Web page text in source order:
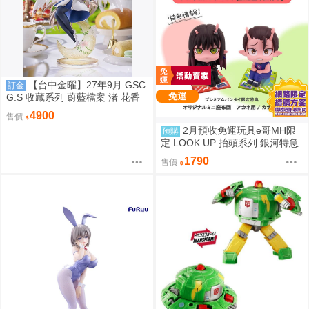
訂金
【台中金曜】27年9月 GSC
G.S 收藏系列 蔚藍檔案 渚 花香
微笑 1/7 0923
售價 4900
免運
預購 2月預收免運玩具e哥MH限
定 LOOK UP 抬頭系列 銀河特急
大道寺朱音 岩男鐵多 坐墊特典套
組 代理85273
售價 1790